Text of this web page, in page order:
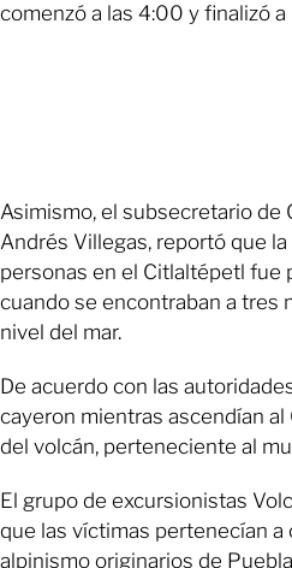
comenzó a las 4:00 y finalizó
Asimismo, el subsecretario de
Andrés Villegas, reportó que
personas en el Citlaltépetl fue
cuando se encontraban a tres
nivel del mar.
De acuerdo con las
cayeron mientras ascendían
del volcán, perteneciente al
El grupo de excursionistas
que las víctimas pertenecían
alpinismo originarios de